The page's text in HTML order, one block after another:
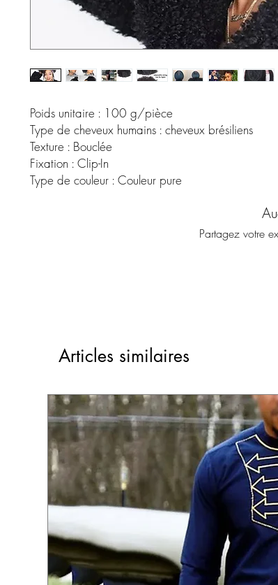
Poids unitaire : 100 g/pièce
Type de cheveux humains : cheveux brésiliens
Texture : Bouclée
Fixation : Clip-In
Type de couleur : Couleur pure
Partagez votre
Articles similaires